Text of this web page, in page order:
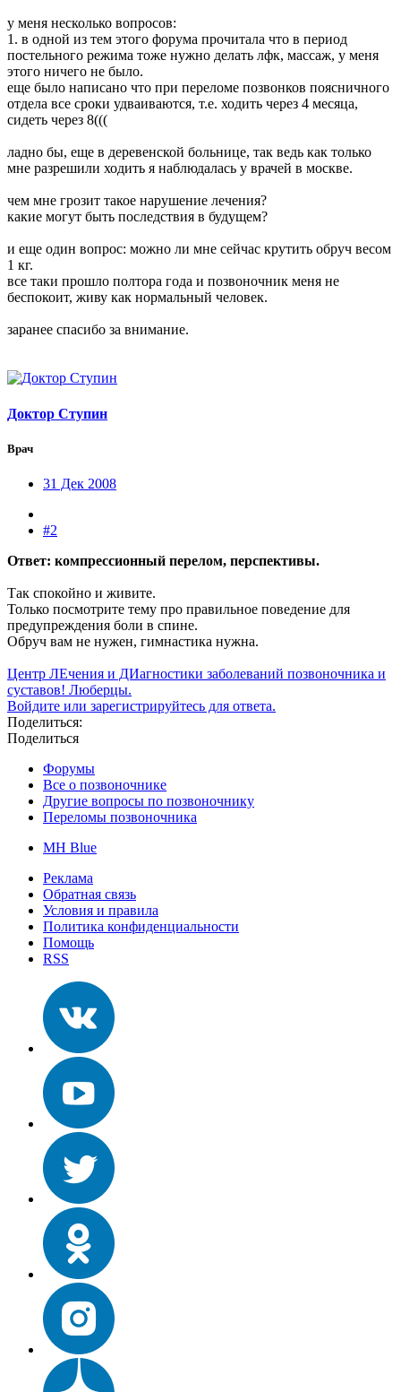
у меня несколько вопросов:
1. в одной из тем этого форума прочитала что в период
постельного режима тоже нужно делать лфк, массаж, у меня
этого ничего не было.
еще было написано что при переломе позвонков поясничного
отдела все сроки удваиваются, т.е. ходить через 4 месяца,
сидеть через 8(((
ладно бы, еще в деревенской больнице, так ведь как только
мне разрешили ходить я наблюдалась у врачей в москве.
чем мне грозит такое нарушение лечения?
какие могут быть последствия в будущем?
и еще один вопрос: можно ли мне сейчас крутить обруч весом
1 кг.
все таки прошло полтора года и позвоночник меня не
беспокоит, живу как нормальный человек.
заранее спасибо за внимание.
Доктор Ступин
Врач
31 Дек 2008
#2
Ответ: компрессионный перелом, перспективы.
Так спокойно и живите.
Только посмотрите тему про правильное поведение для
предупреждения боли в спине.
Обруч вам не нужен, гимнастика нужна.
Центр ЛЕчения и ДИагностики заболеваний позвоночника и
суставов! Люберцы.
Войдите или зарегистрируйтесь для ответа.
Поделиться:
Поделиться
Форумы
Все о позвоночнике
Другие вопросы по позвоночнику
Переломы позвоночника
MH Blue
Реклама
Обратная связь
Условия и правила
Политика конфиденциальности
Помощь
RSS